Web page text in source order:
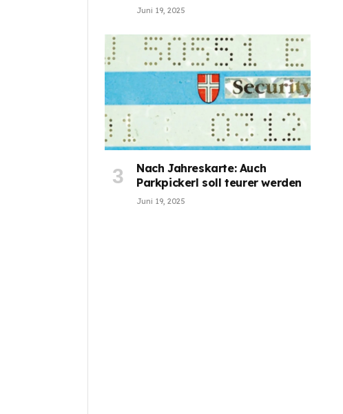
Juni 19, 2025
Nach Jahreskarte: Auch
Parkpickerl soll teurer werden
Juni 19, 2025